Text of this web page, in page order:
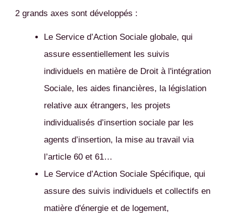
2 grands axes sont développés :
Le Service d’Action Sociale globale, qui
assure essentiellement les suivis
individuels en matière de Droit à l'intégration
Sociale, les aides financières, la législation
relative aux étrangers, les projets
individualisés d’insertion sociale par les
agents d’insertion, la mise au travail via
l’article 60 et 61…
Le Service d’Action Sociale Spécifique, qui
assure des suivis individuels et collectifs en
matière d'énergie et de logement,